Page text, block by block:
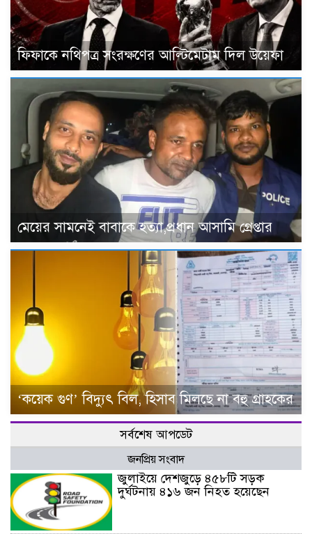
ফিফাকে নথিপত্র সংরক্ষণের আল্টিমেটাম দিল উয়েফা
মেয়ের সামনেই বাবাকে হত্যা,প্রধান আসামি গ্রেপ্তার
‘কয়েক গুণ’ বিদ্যুৎ বিল, হিসাব মিলছে না বহু গ্রাহকের
সর্বশেষ আপডেট
জনপ্রিয় সংবাদ
জুলাইয়ে দেশজুড়ে ৪৫৮টি সড়ক
দুর্ঘটনায় ৪১৬ জন নিহত হয়েছেন